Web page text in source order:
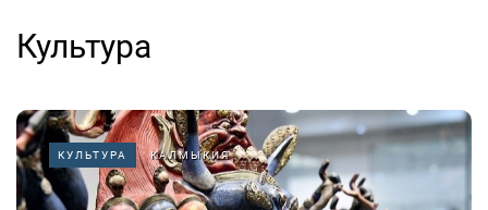
Культура
КУЛЬТУРА КАЛМЫКИЯ